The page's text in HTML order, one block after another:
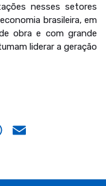
nesses setores
brasileira, em
obra e com grande
liderar a geração
WhatsApp